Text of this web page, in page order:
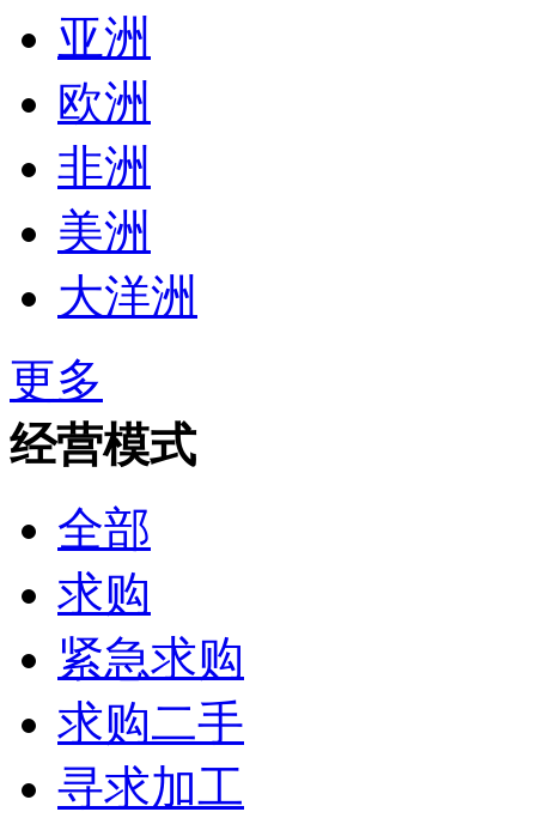
亚洲
欧洲
非洲
美洲
大洋洲
更多
经营模式
全部
求购
紧急求购
求购二手
寻求加工